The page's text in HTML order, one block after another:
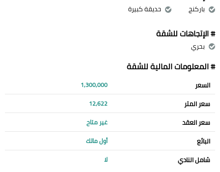
باركنج حديقة كبيرة
# الإتجاهات للشقة
بحري
# المعلومات المالية للشقة
السعر 1,300,000
سعر المتر 12,622
سعر العقد غير متاح
البائع أول مالك
شامل النادي لا